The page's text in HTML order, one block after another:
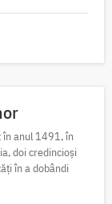
în anul 1491, în
doi credincioși
în a dobândi